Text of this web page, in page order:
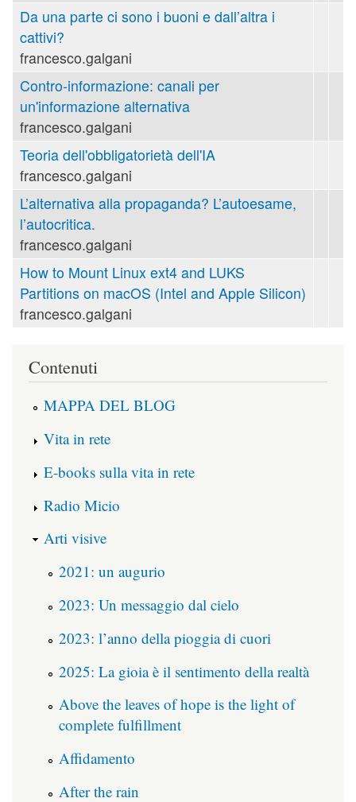
Da una parte ci sono i buoni e dall’altra i
cattivi?
francesco.galgani
Contro-informazione: canali per
un'informazione alternativa
francesco.galgani
Teoria dell'obbligatorietà dell'IA
francesco.galgani
L’alternativa alla propaganda? L’autoesame,
l’autocritica.
francesco.galgani
How to Mount Linux ext4 and LUKS
Partitions on macOS (Intel and Apple Silicon)
francesco.galgani
Contenuti
MAPPA DEL BLOG
Vita in rete
E-books sulla vita in rete
Radio Micio
Arti visive
2021: un augurio
2023: Un messaggio dal cielo
2023: l’anno della pioggia di cuori
2025: La gioia è il sentimento della realtà
Above the leaves of hope is the light of
complete fulfillment
Affidamento
After the rain